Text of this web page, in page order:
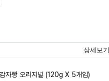
상세보기
자빵 오리지널 (120g X 5개입)